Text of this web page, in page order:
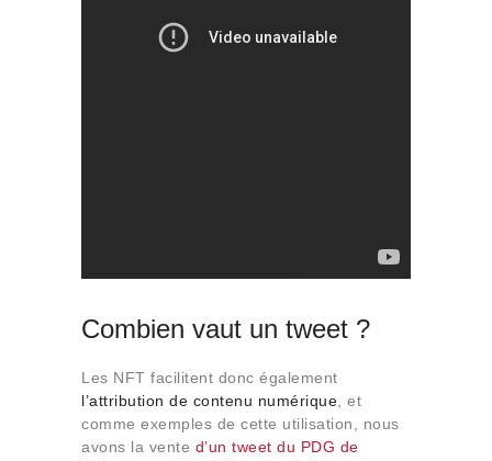
Combien vaut un tweet ?
Les NFT facilitent donc également
l’attribution de contenu numérique , et
comme exemples de cette utilisation, nous
avons la vente d’un tweet du PDG de